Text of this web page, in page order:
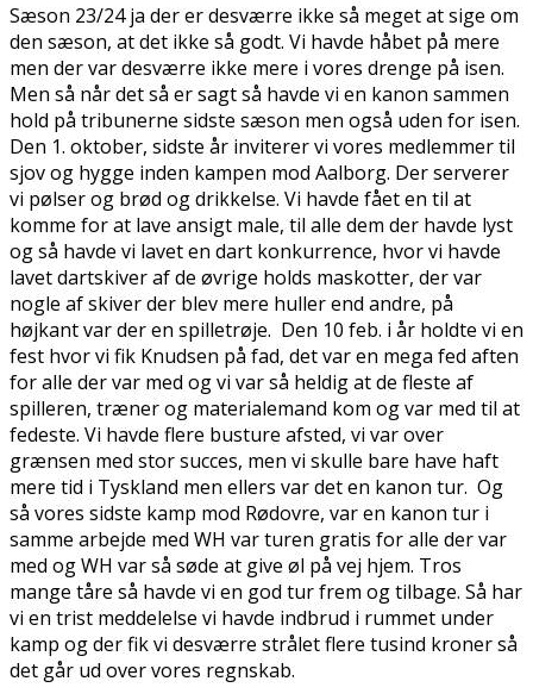
Sæson 23/24 ja der er desværre ikke så meget at sige om
den sæson, at det ikke så godt. Vi havde håbet på mere
men der var desværre ikke mere i vores drenge på isen.
Men så når det så er sagt så havde vi en kanon sammen
hold på tribunerne sidste sæson men også uden for isen.
Den 1. oktober, sidste år inviterer vi vores medlemmer til
sjov og hygge inden kampen mod Aalborg. Der serverer
vi pølser og brød og drikkelse. Vi havde fået en til at
komme for at lave ansigt male, til alle dem der havde lyst
og så havde vi lavet en dart konkurrence, hvor vi havde
lavet dartskiver af de øvrige holds maskotter, der var
nogle af skiver der blev mere huller end andre, på
højkant var der en spilletrøje. Den 10 feb. i år holdte vi en
fest hvor vi fik Knudsen på fad, det var en mega fed aften
for alle der var med og vi var så heldig at de fleste af
spilleren, træner og materialemand kom og var med til at
fedeste. Vi havde flere busture afsted, vi var over
grænsen med stor succes, men vi skulle bare have haft
mere tid i Tyskland men ellers var det en kanon tur. Og
så vores sidste kamp mod Rødovre, var en kanon tur i
samme arbejde med WH var turen gratis for alle der var
med og WH var så søde at give øl på vej hjem. Tros
mange tåre så havde vi en god tur frem og tilbage. Så har
vi en trist meddelelse vi havde indbrud i rummet under
kamp og der fik vi desværre strålet flere tusind kroner så
det går ud over vores regnskab.